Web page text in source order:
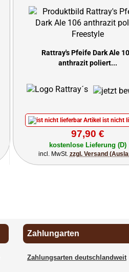
Rattray's Pfeife Dark Ale
anthrazit poliert...
Artikel ist nicht
97,90 €
kostenlose Lieferung (D)
incl. MwSt. zzgl. Versand
Zahlungarten
Zahlungsarten deutschlandweit